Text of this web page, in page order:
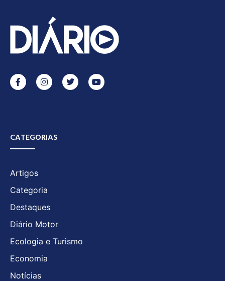
CATEGORIAS
Artigos
Categoria
Destaques
Diário Motor
Ecologia e Turismo
Economia
Notícias